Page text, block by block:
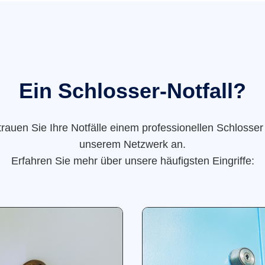
Ein Schlosser-Notfall?
Sie Ihre Notfälle einem professionellen
unserem Netzwerk an.
Erfahren Sie mehr über unsere häufigsten Eingriffe: